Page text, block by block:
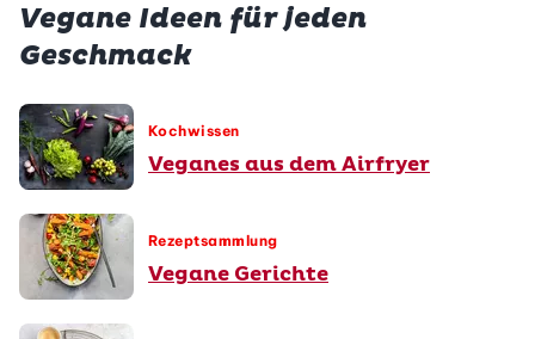
Vegane Ideen für jeden
Geschmack
Kochwissen
Veganes aus dem Airfryer
Rezeptsammlung
Vegane Gerichte